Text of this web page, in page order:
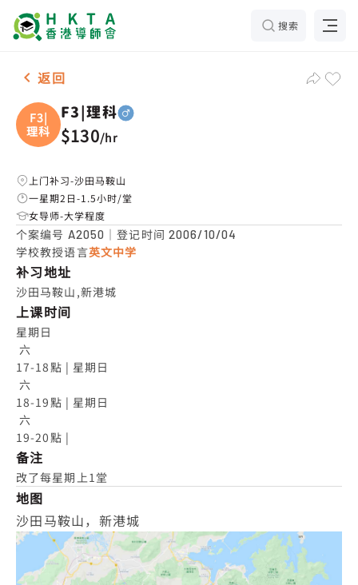
搜索
男-1名 F3|理科，沙田马鞍山 补习推介
返回
F3|
理科
F3|理科
$130/hr
上门补习-沙田马鞍山
一星期2日-1.5小时/堂
女导师-大学程度
个案编号 A2050 ｜登记时间 2006/10/04
学校教授语言英文中学
补习地址
沙田马鞍山,新港城
上课时间
星期日
六
17-18點 | 星期日
六
18-19點 | 星期日
六
19-20點 |
备注
改了每星期上1堂
地图
沙田马鞍山，新港城